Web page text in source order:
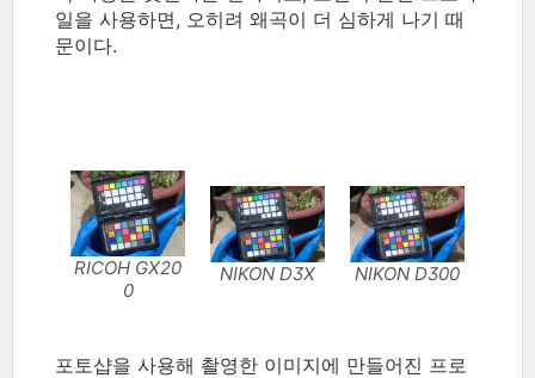
일을 사용하면, 오히려 왜곡이 더 심하게 나기 때
문이다.
RICOH GX20
0
NIKON D3X NIKON D300
포토샵을 사용해 촬영한 이미지에 만들어진 프로